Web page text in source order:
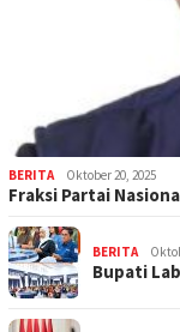
BERITA Oktober 20, 2025
Fraksi Partai
BERITA
Bupati